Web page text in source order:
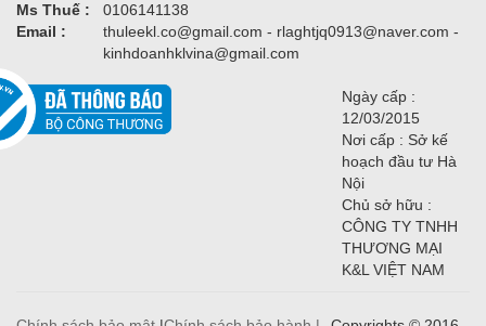
Ms Thuế :
0106141138
Email :
thuleekl.co@gmail.com - rlaghtjq0913@naver.com -
kinhdoanhklvina@gmail.com
Ngày cấp :
12/03/2015
Nơi cấp : Sở kế
hoạch đầu tư Hà
Nội
Chủ sở hữu :
CÔNG TY TNHH
THƯƠNG MẠI
K&L VIỆT NAM